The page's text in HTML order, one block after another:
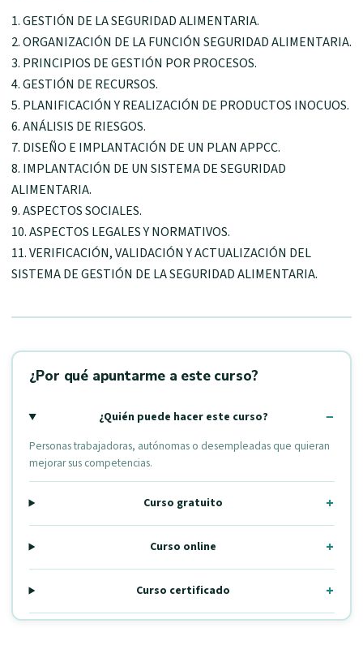
1. GESTIÓN DE LA SEGURIDAD ALIMENTARIA.
2. ORGANIZACIÓN DE LA FUNCIÓN SEGURIDAD ALIMENTARIA.
3. PRINCIPIOS DE GESTIÓN POR PROCESOS.
4. GESTIÓN DE RECURSOS.
5. PLANIFICACIÓN Y REALIZACIÓN DE PRODUCTOS INOCUOS.
6. ANÁLISIS DE RIESGOS.
7. DISEÑO E IMPLANTACIÓN DE UN PLAN APPCC.
8. IMPLANTACIÓN DE UN SISTEMA DE SEGURIDAD
ALIMENTARIA.
9. ASPECTOS SOCIALES.
10. ASPECTOS LEGALES Y NORMATIVOS.
11. VERIFICACIÓN, VALIDACIÓN Y ACTUALIZACIÓN DEL
SISTEMA DE GESTIÓN DE LA SEGURIDAD ALIMENTARIA.
¿Por qué apuntarme a este curso?
¿Quién puede hacer este curso?
Personas trabajadoras, autónomas o desempleadas que quieran
mejorar sus competencias.
Curso gratuito
Curso online
Curso certificado